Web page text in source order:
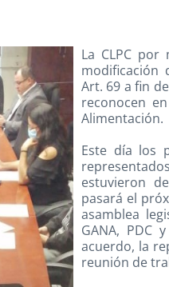
La CLPC
modificación
Art. 69 a fin
reconocen
Alimentación.
Este día los
estuvieron
pasará el
asamblea
GANA, PDC
acuerdo, la
reunión de